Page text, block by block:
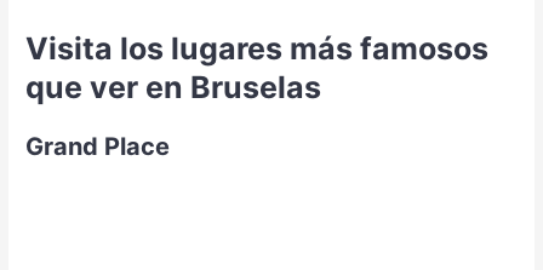
Visita los lugares más famosos
que ver en Bruselas
Grand Place